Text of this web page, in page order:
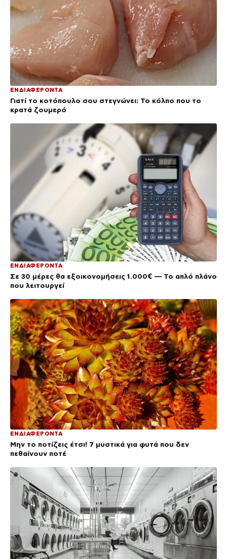
ΕΝΔΙΑΦΕΡΟΝΤΑ
Γιατί το κοτόπουλο σου στεγνώνει; Το κόλπο που το
κρατά ζουμερό
ΕΝΔΙΑΦΕΡΟΝΤΑ
Σε 30 μέρες θα εξοικονομήσεις 1.000€ — Το απλό πλάνο
που λειτουργεί
ΕΝΔΙΑΦΕΡΟΝΤΑ
Μην το ποτίζεις έτσι! 7 μυστικά για φυτά που δεν
πεθαίνουν ποτέ